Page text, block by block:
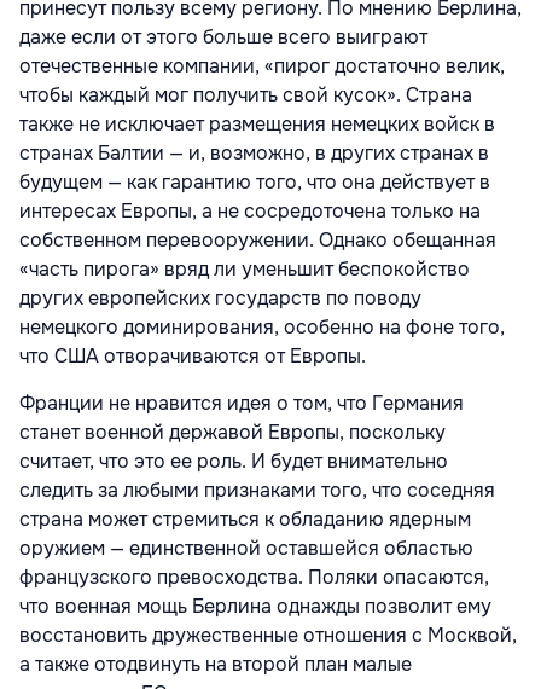
принесут пользу всему региону. По мнению Берлина,
даже если от этого больше всего выиграют
отечественные компании, «пирог достаточно велик,
чтобы каждый мог получить свой кусок». Страна
также не исключает размещения немецких войск в
странах Балтии — и, возможно, в других странах в
будущем — как гарантию того, что она действует в
интересах Европы, а не сосредоточена только на
собственном перевооружении. Однако обещанная
«часть пирога» вряд ли уменьшит беспокойство
других европейских государств по поводу
немецкого доминирования, особенно на фоне того,
что США отворачиваются от Европы.
Франции не нравится идея о том, что Германия
станет военной державой Европы, поскольку
считает, что это ее роль. И будет внимательно
следить за любыми признаками того, что соседняя
страна может стремиться к обладанию ядерным
оружием — единственной оставшейся областью
французского превосходства. Поляки опасаются,
что военная мощь Берлина однажды позволит ему
восстановить дружественные отношения с Москвой,
а также отодвинуть на второй план малые